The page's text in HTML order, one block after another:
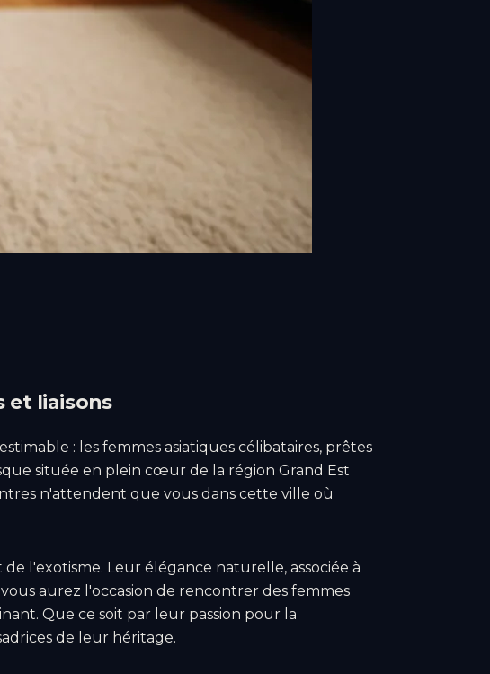
et liaisons
: les femmes asiatiques célibataires, prêtes
située en plein cœur de la région Grand Est
n'attendent que vous dans cette ville où
l'exotisme. Leur élégance naturelle, associée à
aurez l'occasion de rencontrer des femmes
Que ce soit par leur passion pour la
de leur héritage.